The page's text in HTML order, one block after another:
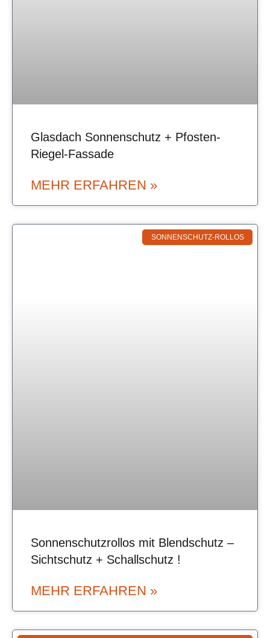
Glasdach Sonnenschutz + Pfosten-
Riegel-Fassade
MEHR ERFAHREN »
SONNENSCHUTZ-ROLLOS
Sonnenschutzrollos mit Blendschutz –
Sichtschutz + Schallschutz !
MEHR ERFAHREN »